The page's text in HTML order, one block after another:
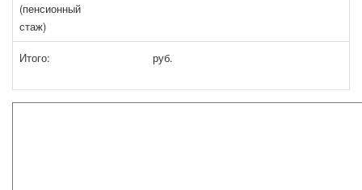
(пенсионный
стаж)
Итого: руб.